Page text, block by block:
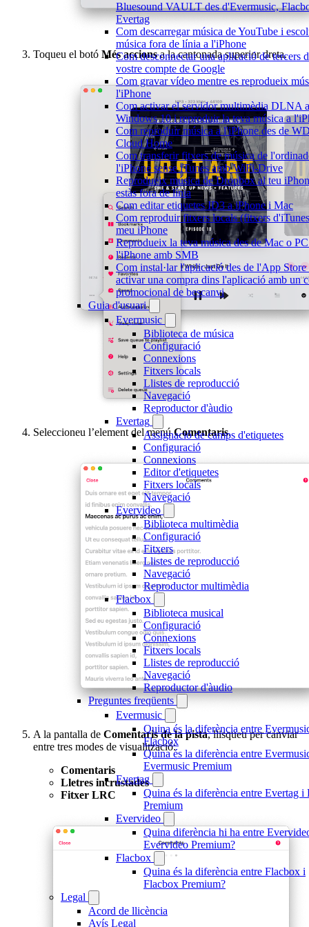
Bluesound VAULT des d'Evermusic,
Evertag
Com descarregar música de YouTube i
música fora de línia a l'iPhone
Com desconnectar una aplicació de tercers
vostre compte de Google
Com gravar vídeo mentre es reprodueix
l'iPhone
Com activar el servidor multimèdia DLNA a
Windows 10 i reproduir la teva música a
Com reproduir música a l'iPhone des de
Cloud Home
Com transferir fitxers de música de
l'iPhone sense iTunes amb WiFi-Drive
Reprodueix música de Dropbox al teu
estàs fora de línia
Com editar etiquetes ID3 a iPhone i Mac
Com reproduir fitxers locals (fitxers
meu iPhone
Reprodueix la teva música des de Mac o
l'iPhone amb SMB
Com instal·lar l'aplicació des de l'App Store
activar una compra dins l'aplicació amb un
promocional de bescanvi
Guia d'usuari
Evermusic
Biblioteca de música
Configuració
Connexions
Fitxers locals
Llistes de reproducció
Navegació
Reproductor d'àudio
Evertag
Assignació de camps d'etiquetes
Configuració
Connexions
Editor d'etiquetes
Fitxers locals
Navegació
Evervideo
Biblioteca multimèdia
Configuració
Fitxers
Llistes de reproducció
Navegació
Reproductor multimèdia
Flacbox
Biblioteca musical
Configuració
Connexions
Fitxers locals
Llistes de reproducció
Navegació
Reproductor d'àudio
Preguntes freqüents
Evermusic
Quina és la diferència entre
Flacbox
Quina és la diferència entre
Evermusic Premium
Evertag
Quina és la diferència entre Evertag i
Premium
Evervideo
Quina diferència hi ha entre
Evervideo Premium?
Flacbox
Quina és la diferència entre Flacbox i
Flacbox Premium?
Legal
Acord de llicència
Avís Legal
Toqueu el botó Més accionsa la cantonada superior dreta.
Seleccioneu l’element del menúComentaris.
A la pantalla de Comentaris de la pista, llisqueu per canviar
entre tres modes de visualització:
Comentaris
Lletres incrustades
Fitxer LRC